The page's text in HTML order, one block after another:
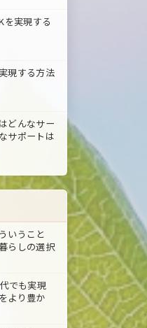
を実現する
現する方法
どんなサー
サポートは
いうこと
らしの選択
でも実現
より豊か